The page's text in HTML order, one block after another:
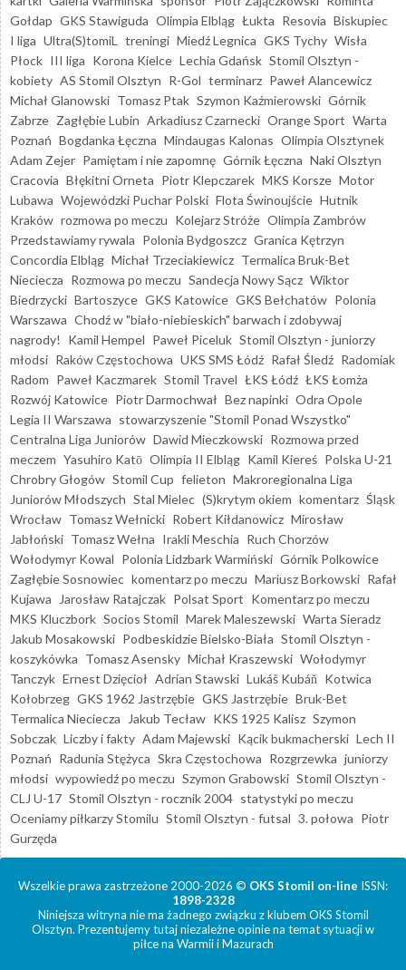
Gołdap GKS Stawiguda Olimpia Elbląg Łukta Resovia Biskupiec
I liga Ultra(S)tomiL treningi Miedź Legnica GKS Tychy Wisła
Płock III liga Korona Kielce Lechia Gdańsk Stomil Olsztyn -
kobiety AS Stomil Olsztyn R-Gol terminarz Paweł Alancewicz
Michał Glanowski Tomasz Ptak Szymon Kaźmierowski Górnik
Zabrze Zagłębie Lubin Arkadiusz Czarnecki Orange Sport Warta
Poznań Bogdanka Łęczna Mindaugas Kalonas Olimpia Olsztynek
Adam Zejer Pamiętam i nie zapomnę Górnik Łęczna Naki Olsztyn
Cracovia Błękitni Orneta Piotr Klepczarek MKS Korsze Motor
Lubawa Wojewódzki Puchar Polski Flota Świnoujście Hutnik
Kraków rozmowa po meczu Kolejarz Stróże Olimpia Zambrów
Przedstawiamy rywala Polonia Bydgoszcz Granica Kętrzyn
Concordia Elbląg Michał Trzeciakiewicz Termalica Bruk-Bet
Nieciecza Rozmowa po meczu Sandecja Nowy Sącz Wiktor
Biedrzycki Bartoszyce GKS Katowice GKS Bełchatów Polonia
Warszawa Chodź w "biało-niebieskich" barwach i zdobywaj
nagrody!
Kamil Hempel Paweł Piceluk Stomil Olsztyn - juniorzy
młodsi Raków Częstochowa UKS SMS Łódź Rafał Śledź Radomiak
Radom Paweł Kaczmarek Stomil Travel ŁKS Łódź ŁKS Łomża
Rozwój Katowice Piotr Darmochwał Bez napinki Odra Opole
Legia II Warszawa stowarzyszenie "Stomil Ponad Wszystko"
Centralna Liga Juniorów Dawid Mieczkowski Rozmowa przed
meczem Yasuhiro Katō Olimpia II Elbląg Kamil Kiereś Polska U-21
Chrobry Głogów Stomil Cup felieton Makroregionalna Liga
Juniorów Młodszych Stal Mielec (S)krytym okiem komentarz Śląsk
Wrocław Tomasz Wełnicki Robert Kiłdanowicz Mirosław
Jabłoński Tomasz Wełna Irakli Meschia Ruch Chorzów
Wołodymyr Kowal Polonia Lidzbark Warmiński Górnik Polkowice
Zagłębie Sosnowiec komentarz po meczu Mariusz Borkowski Rafał
Kujawa
Jarosław Ratajczak Polsat Sport Komentarz po meczu
MKS Kluczbork Socios Stomil Marek Maleszewski Warta Sieradz
Jakub Mosakowski Podbeskidzie Bielsko-Biała Stomil Olsztyn -
koszykówka Tomasz Asensky Michał Kraszewski Wołodymyr
Tanczyk Ernest Dzięcioł Adrian Stawski Lukáš Kubáň Kotwica
Kołobrzeg GKS 1962 Jastrzębie GKS Jastrzębie Bruk-Bet
Termalica Nieciecza
Jakub Tecław KKS 1925 Kalisz Szymon
Sobczak Liczby i fakty Adam Majewski Kącik bukmacherski Lech II
Poznań Radunia Stężyca Skra Częstochowa Rozgrzewka juniorzy
młodsi wypowiedź po meczu Szymon Grabowski Stomil Olsztyn -
CLJ U-17 Stomil Olsztyn - rocznik 2004 statystyki po meczu
Oceniamy piłkarzy Stomilu Stomil Olsztyn - futsal 3. połowa Piotr
Gurzęda
Wszelkie prawa zastrzeżone 2000-2026 © OKS Stomil on-line ISSN:
1898-2328
Niniejsza witryna nie ma żadnego związku z klubem OKS Stomil
Olsztyn. Prezentujemy tutaj niezależne opinie na temat sytuacji w
piłce na Warmii i Mazurach